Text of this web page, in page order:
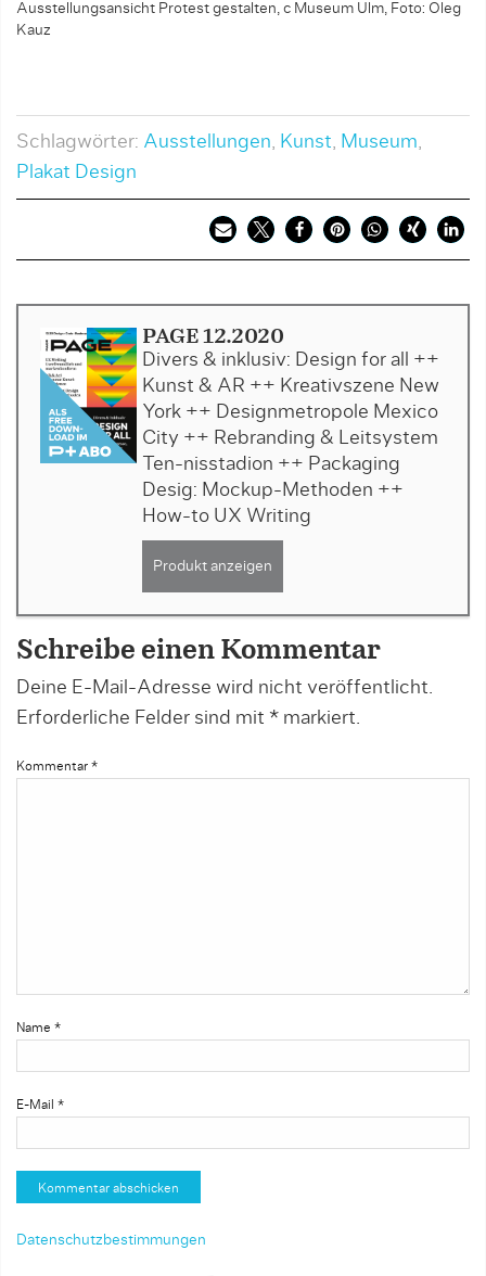
Ausstellungsansicht Protest gestalten, c Museum Ulm, Foto: Oleg
Kauz
Schlagwörter: Ausstellungen, Kunst, Museum,
Plakat Design
PAGE 12.2020
Divers & inklusiv: Design for all ++
Kunst & AR ++ Kreativszene New
York ++ Designmetropole Mexico
City ++ Rebranding & Leitsystem
Ten-nisstadion ++ Packaging
Desig: Mockup-Methoden ++
How-to UX Writing
Produkt anzeigen
Schreibe einen Kommentar
Deine E-Mail-Adresse wird nicht veröffentlicht.
Erforderliche Felder sind mit * markiert.
Kommentar *
Name *
E-Mail *
Datenschutzbestimmungen